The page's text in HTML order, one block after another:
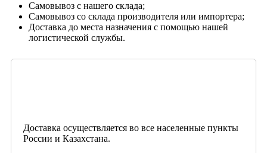
Самовывоз с нашего склада;
Самовывоз со склада производителя или импортера;
Доставка до места назначения с помощью нашей
логистической службы.
Доставка осуществляется во все населенные пункты
России и Казахстана.